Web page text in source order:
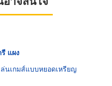
แผง
ล่นเกมส์แบบหยอดเหรียญ